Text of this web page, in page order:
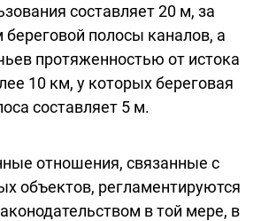
составляет 20 м, за
полосы каналов, а
протяженностью от истока
10 км, у которых береговая
составляет 5 м.
отношения, связанные с
объектов, регламентируются
в той мере, в